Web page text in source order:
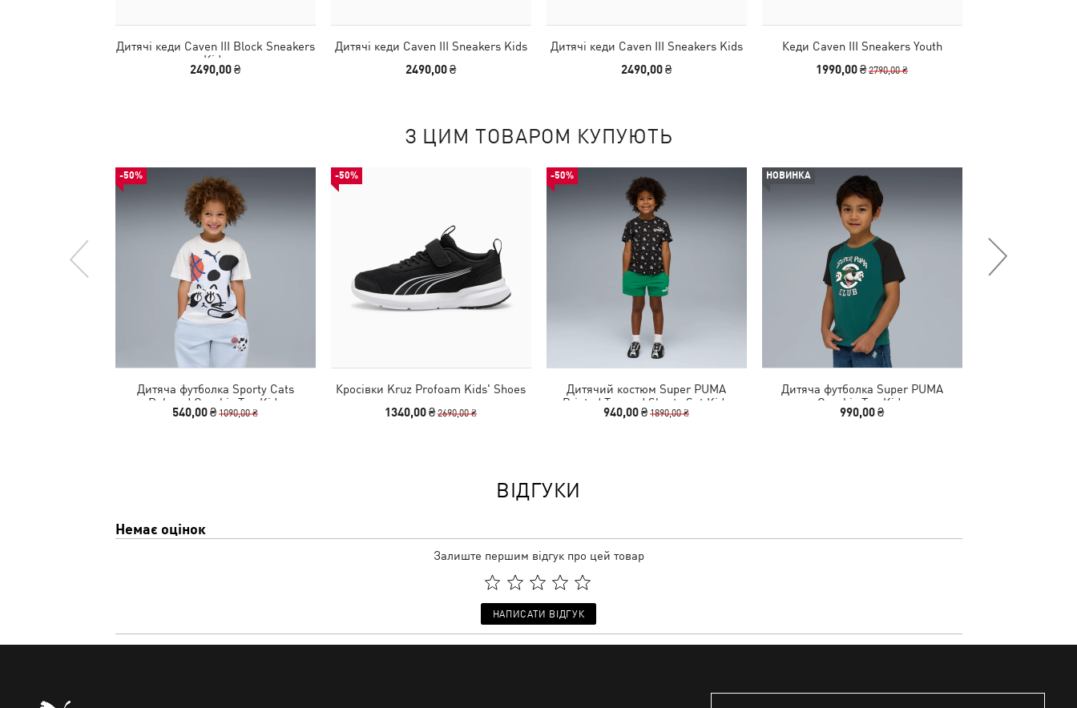
Дитячі кеди Caven III Block Sneakers
Kids
2490,00 ₴
Дитячі кеди Caven III Sneakers Kids
2490,00 ₴
Дитячі кеди Caven III Sneakers Kids
2490,00 ₴
Кеди Caven III Sneakers Youth
1990,00 ₴2790,00 ₴
З ЦИМ ТОВАРОМ КУПУЮТЬ
-50%
Дитяча футболка Sporty Cats
Relaxed Graphic Tee Kids
540,00 ₴1090,00 ₴
-50%
Кросівки Kruz Profoam Kids' Shoes
1340,00 ₴2690,00 ₴
-50%
Дитячий костюм Super PUMA
Printed Tee and Shorts Set Kids
940,00 ₴1890,00 ₴
НОВИНКА
Дитяча футболка Super PUMA
Graphic Tee Kids
990,00 ₴
ВІДГУКИ
Немає оцінок
Залиште першим відгук про цей товар
НАПИСАТИ ВІДГУК